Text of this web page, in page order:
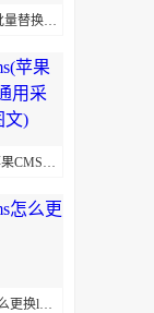
苹果CMS批量替换播放地址及图片地址方法
MacCms(苹果CMSV8)通用采集教程(图文)
苹果cms怎么更换logo